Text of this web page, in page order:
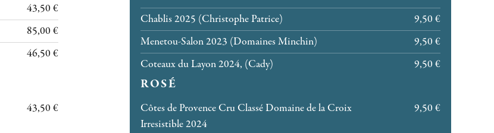
43,50 €
85,00 €
46,50 €
43,50 €
Chablis 2025 (Christophe Patrice)
9,50 €
Menetou-Salon 2023 (Domaines Minchin)
9,50 €
Coteaux du Layon 2024, (Cady)
9,50 €
ROSÉ
Côtes de Provence Cru Classé Domaine de la Croix
Irresistible 2024
9,50 €